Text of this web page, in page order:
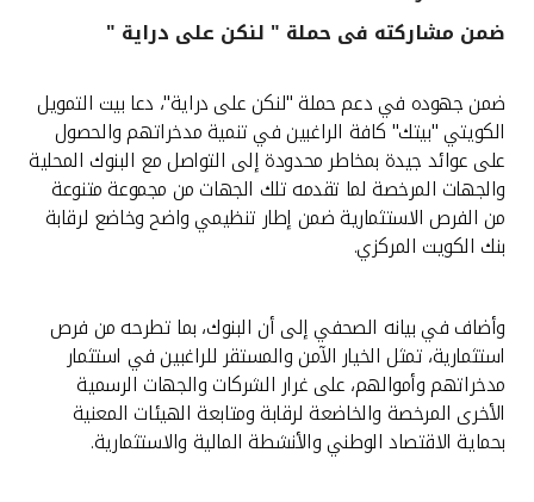
القنوات المصرفية
أدوات وخدمات
خدمات ما بعد البيع
مواقع الفروع وأجهزة الصرف الآلي
ألمانيا
ضمن مشاركته فى حملة " لنكن على دراية "
ضمن جهوده في دعم حملة "لنكن على دراية"، دعا بيت التمويل
الكويتي "بيتك" كافة الراغبين في تنمية مدخراتهم والحصول
على عوائد جيدة بمخاطر محدودة إلى التواصل مع البنوك المحلية
والجهات المرخصة لما تقدمه تلك الجهات من مجموعة متنوعة
من الفرص الاستثمارية ضمن إطار تنظيمي واضح وخاضع لرقابة
بنك الكويت المركزي.
وأضاف في بيانه الصحفي إلى أن البنوك، بما تطرحه من فرص
استثمارية، تمثل الخيار الآمن والمستقر للراغبين في استثمار
مدخراتهم وأموالهم، على غرار الشركات والجهات الرسمية
الأخرى المرخصة والخاضعة لرقابة ومتابعة الهيئات المعنية
بحماية الاقتصاد الوطني والأنشطة المالية والاستثمارية.